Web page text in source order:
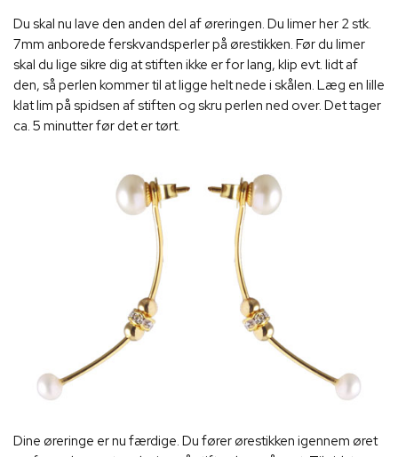
Du skal nu lave den anden del af øreringen. Du limer her 2 stk.
7mm anborede ferskvandsperler på ørestikken. Før du limer
skal du lige sikre dig at stiften ikke er for lang, klip evt. lidt af
den, så perlen kommer til at ligge helt nede i skålen. Læg en lille
klat lim på spidsen af stiften og skru perlen ned over. Det tager
ca. 5 minutter før det er tørt.
Dine øreringe er nu færdige. Du fører ørestikken igennem øret